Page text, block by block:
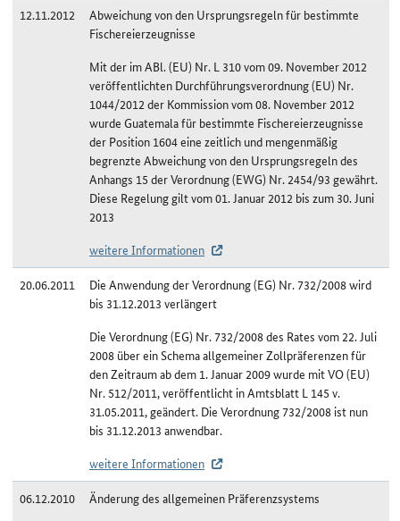
12.11.2012
Abweichung von den Ursprungsregeln für bestimmte
Fischereierzeugnisse
Mit der im ABl. (EU) Nr. L 310 vom 09. November 2012
veröffentlichten Durchführungsverordnung (EU) Nr.
1044/2012 der Kommission vom 08. November 2012
wurde Guatemala für bestimmte Fischereierzeugnisse
der Position 1604 eine zeitlich und mengenmäßig
begrenzte Abweichung von den Ursprungsregeln des
Anhangs 15 der Verordnung (EWG) Nr. 2454/93 gewährt.
Diese Regelung gilt vom 01. Januar 2012 bis zum 30. Juni
2013
weitere Informationen
20.06.2011
Die Anwendung der Verordnung (EG) Nr. 732/2008 wird
bis 31.12.2013 verlängert
Die Verordnung (EG) Nr. 732/2008 des Rates vom 22. Juli
2008 über ein Schema allgemeiner Zollpräferenzen für
den Zeitraum ab dem 1. Januar 2009 wurde mit VO (EU)
Nr. 512/2011, veröffentlicht in Amtsblatt L 145 v.
31.05.2011, geändert. Die Verordnung 732/2008 ist nun
bis 31.12.2013 anwendbar.
weitere Informationen
06.12.2010
Änderung des allgemeinen Präferenzsystems